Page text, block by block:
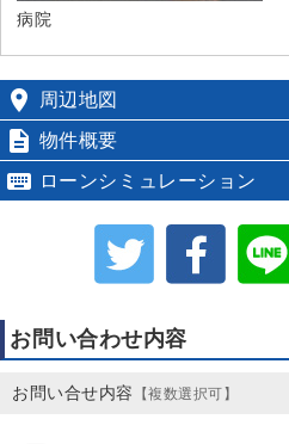
病院
 周辺地図
 物件概要
 ローンシミュレーション
お問い合わせ内容
お問い合せ内容 【複数選択可】